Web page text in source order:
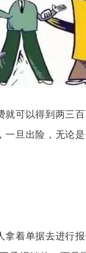
就可以得到两三
，一旦出险 ， 无论
拿着单据去进行